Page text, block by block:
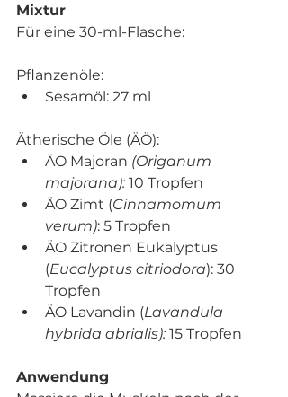
Mixtur
Für eine 30-ml-Flasche:
Pflanzenöle:
Sesamöl: 27 ml
Ätherische Öle (ÄÖ):
ÄO Majoran (Origanum
majorana): 10 Tropfen
ÄO Zimt (Cinnamomum
verum): 5 Tropfen
ÄO Zitronen Eukalyptus
(Eucalyptus citriodora): 30
Tropfen
ÄO Lavandin (Lavandula
hybrida abrialis): 15 Tropfen
Anwendung